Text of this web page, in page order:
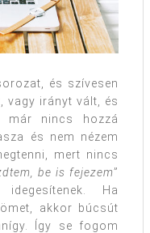
és szívesen
vagy irányt vált, és
már nincs hozzá
és nem nézem
mert nincs
be is fejezem”
Ha
akkor búcsút
Így se fogom